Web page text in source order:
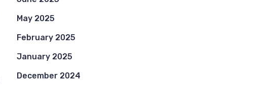
May 2025
February 2025
January 2025
December 2024